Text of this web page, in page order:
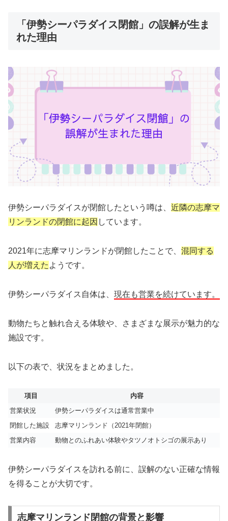
「伊勢シーパラダイス閉館」の誤解が生ま
れた理由
伊勢シーパラダイスが閉館したという噂は、 近隣の志摩マ
リンランドの閉館に起因 しています。
2021年に志摩マリンランドが閉館したことで、 混同する
人が増えた ようです。
伊勢シーパラダイス自体は、 現在も営業を続けています。
動物たちと触れ合える体験や、さまざまな展示が魅力的な
施設です。
以下の表で、状況をまとめました。
項目
内容
営業状況
伊勢シーパラダイスは通常営業中
閉館した施設
志摩マリンランド（2021年閉館）
営業内容
動物とのふれあい体験やタツノオトシゴの展示あり
伊勢シーパラダイスを訪れる前に、誤解のない正確な情報
を得ることが大切です。
志摩マリンランド閉館の背景と影響